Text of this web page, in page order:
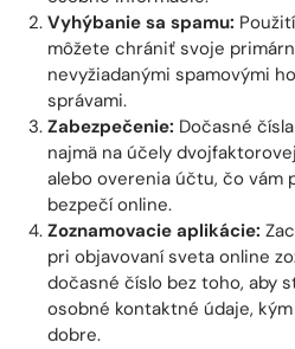
Vyhýbanie sa spamu:
môžete chrániť svoje
nevyžiadanými spamovými
správami.
Zabezpečenie: Dočasné
najmä na účely
alebo overenia účtu, čo vám
bezpečí online.
Zoznamovacie aplikácie:
pri objavovaní sveta online
dočasné číslo bez toho, aby
osobné kontaktné údaje,
dobre.